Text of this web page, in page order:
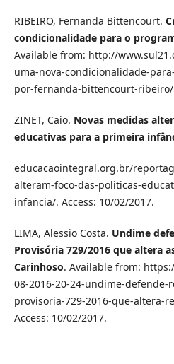
RIBEIRO, Fernanda Bittencourt.
condicionalidade para o
Available from: http://
uma-nova-condicionalidade-
por-fernanda-bittencourt-ribeiro/
ZINET, Caio. Novas medidas
educativas para a primeira
educacaointegral.org.br/
alteram-foco-das-politicas-
infancia/. Access: 10/02/2017.
LIMA, Alessio Costa. Undime
Provisória 729/2016 que altera
Carinhoso. Available from:
08-2016-20-24-undime-defende-
provisoria-729-2016-que-altera-
Access: 10/02/2017.